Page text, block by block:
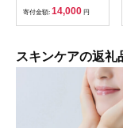
寄付金額: 14,000 円
スキンケアの返礼